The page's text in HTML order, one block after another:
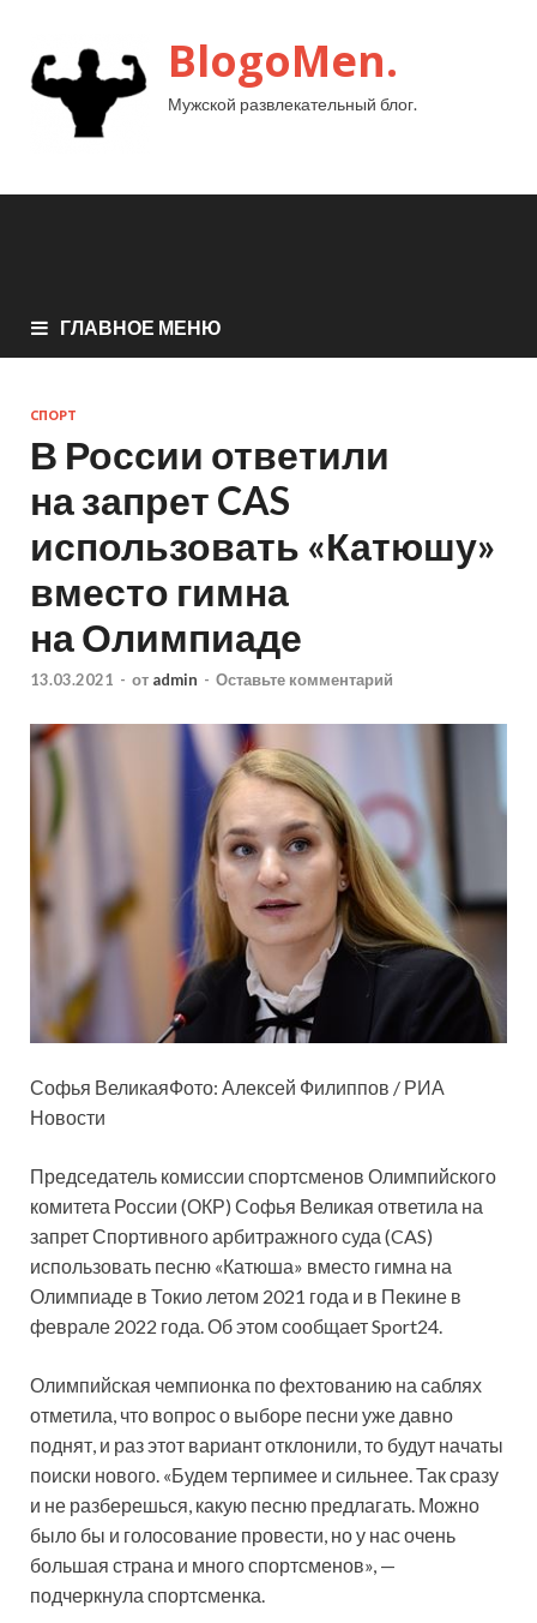
BlogoMen.
Мужской развлекательный блог.
ГЛАВНОЕ МЕНЮ
СПОРТ
В России ответили
на запрет CAS
использовать «Катюшу»
вместо гимна
на Олимпиаде
13.03.2021 - от admin - Оставьте комментарий
Софья ВеликаяФото: Алексей Филиппов / РИА
Новости
Председатель комиссии спортсменов Олимпийского
комитета России (ОКР) Софья Великая ответила на
запрет Спортивного арбитражного суда (CAS)
использовать песню «Катюша» вместо гимна на
Олимпиаде в Токио летом 2021 года и в Пекине в
феврале 2022 года. Об этом сообщает Sport24.
Олимпийская чемпионка по фехтованию на саблях
отметила, что вопрос о выборе песни уже давно
поднят, и раз этот вариант отклонили, то будут начаты
поиски нового. «Будем терпимее и сильнее. Так сразу
и не разберешься, какую песню предлагать. Можно
было бы и голосование провести, но у нас очень
большая страна и много спортсменов», —
подчеркнула спортсменка.